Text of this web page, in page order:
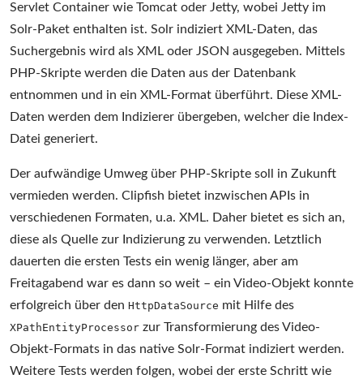
Servlet Container wie Tomcat oder Jetty, wobei Jetty im
Solr-Paket enthalten ist. Solr indiziert XML-Daten, das
Suchergebnis wird als XML oder JSON ausgegeben. Mittels
PHP-Skripte werden die Daten aus der Datenbank
entnommen und in ein XML-Format überführt. Diese XML-
Daten werden dem Indizierer übergeben, welcher die Index-
Datei generiert.
Der aufwändige Umweg über PHP-Skripte soll in Zukunft
vermieden werden. Clipfish bietet inzwischen APIs in
verschiedenen Formaten, u.a. XML. Daher bietet es sich an,
diese als Quelle zur Indizierung zu verwenden. Letztlich
dauerten die ersten Tests ein wenig länger, aber am
Freitagabend war es dann so weit – ein Video-Objekt konnte
erfolgreich über den HttpDataSource mit Hilfe des
XPathEntityProcessor zur Transformierung des Video-
Objekt-Formats in das native Solr-Format indiziert werden.
Weitere Tests werden folgen, wobei der erste Schritt wie